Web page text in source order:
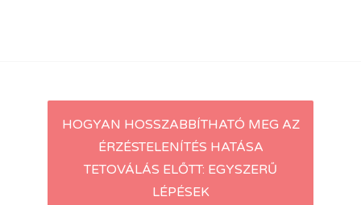
Post
navigation
HOGYAN HOSSZABBÍTHATÓ MEG AZ
ÉRZÉSTELENÍTÉS HATÁSA
TETOVÁLÁS ELŐTT: EGYSZERŰ
LÉPÉSEK